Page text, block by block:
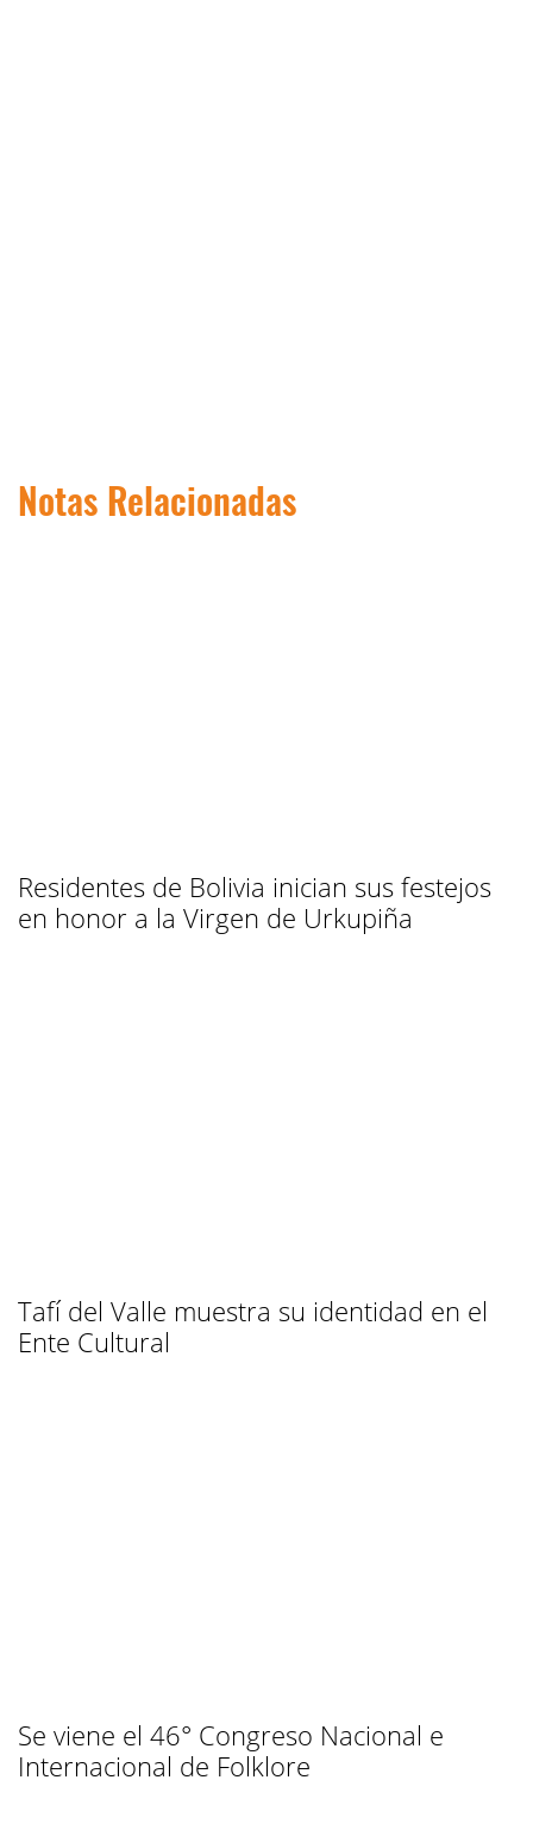
Notas Relacionadas
Residentes de Bolivia inician sus festejos
en honor a la Virgen de Urkupiña
Tafí del Valle muestra su identidad en el
Ente Cultural
Se viene el 46° Congreso Nacional e
Internacional de Folklore